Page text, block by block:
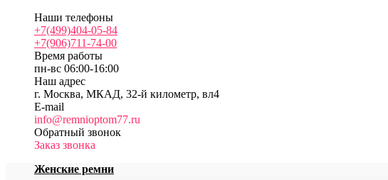
Наши телефоны
+7(499)404-05-84
+7(906)711-74-00
Время работы
пн-вс 06:00-16:00
Наш адрес
г. Москва, МКАД, 32-й километр, вл4
E-mail
info@remnioptom77.ru
Обратный звонок
Заказ звонка
Женские ремни